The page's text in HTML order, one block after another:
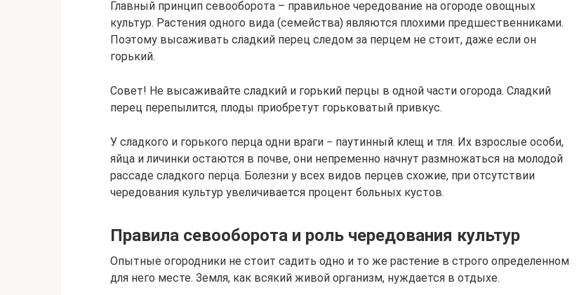
Главный принцип севооборота – правильное чередование на огороде овощных
культур. Растения одного вида (семейства) являются плохими предшественниками.
Поэтому высаживать сладкий перец следом за перцем не стоит, даже если он
горький.
Совет! Не высаживайте сладкий и горький перцы в одной части огорода. Сладкий
перец перепылится, плоды приобретут горьковатый привкус.
У сладкого и горького перца одни враги − паутинный клещ и тля. Их взрослые особи,
яйца и личинки остаются в почве, они непременно начнут размножаться на молодой
рассаде сладкого перца. Болезни у всех видов перцев схожие, при отсутствии
чередования культур увеличивается процент больных кустов.
Правила севооборота и роль чередования культур
Опытные огородники не стоит садить одно и то же растение в строго определенном
для него месте. Земля, как всякий живой организм, нуждается в отдыхе.